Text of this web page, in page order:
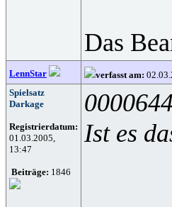
Das
LennStar verfasst am:
Spielsatz
Darkage
Registrierdatum:
01.03.2005,
13:47
Beiträge: 1846
Ist es